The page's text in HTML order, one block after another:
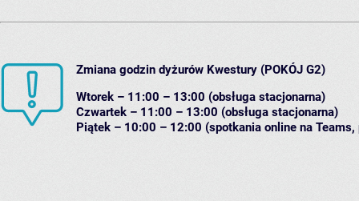
Zmiana godzin dyżurów Kwestury (POKÓJ G2)
Wtorek – 11:00 – 13:00 (obsługa stacjonarna)
Czwartek – 11:00 – 13:00 (obsługa stacjonarna)
Piątek – 10:00 – 12:00 (spotkania online na